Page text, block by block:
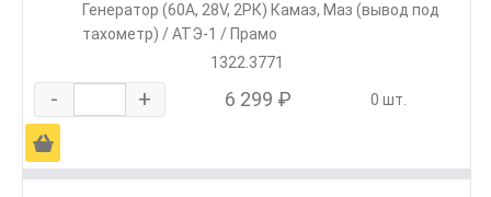
Генератор (60А, 28V, 2РК) Камаз, Маз (вывод под
тахометр) / АТЭ-1 / Прамо
1322.3771
- + 6 299 ₽ 0 шт.
Ä